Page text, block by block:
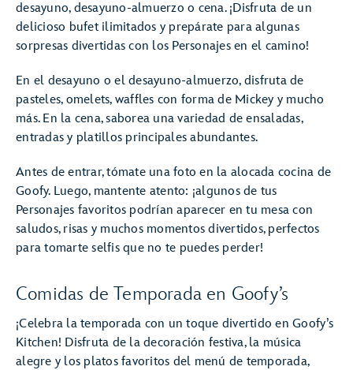
desayuno, desayuno-almuerzo o cena. ¡Disfruta de un
delicioso bufet ilimitados y prepárate para algunas
sorpresas divertidas con los Personajes en el camino!
En el desayuno o el desayuno-almuerzo, disfruta de
pasteles, omelets, waffles con forma de Mickey y mucho
más. En la cena, saborea una variedad de ensaladas,
entradas y platillos principales abundantes.
Antes de entrar, tómate una foto en la alocada cocina de
Goofy. Luego, mantente atento: ¡algunos de tus
Personajes favoritos podrían aparecer en tu mesa con
saludos, risas y muchos momentos divertidos, perfectos
para tomarte selfis que no te puedes perder!
Comidas de Temporada en Goofy’s
¡Celebra la temporada con un toque divertido en Goofy’s
Kitchen! Disfruta de la decoración festiva, la música
alegre y los platos favoritos del menú de temporada,